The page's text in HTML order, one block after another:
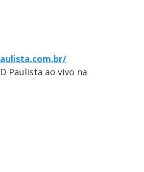
Paulista ao vivo na